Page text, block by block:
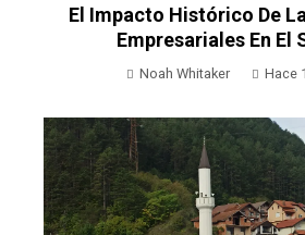
El Impacto Histórico De
Empresariales En El
Noah Whitaker Hace